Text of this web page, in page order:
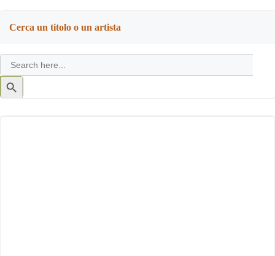
Cerca un titolo o un artista
Search
for:
Search
Button